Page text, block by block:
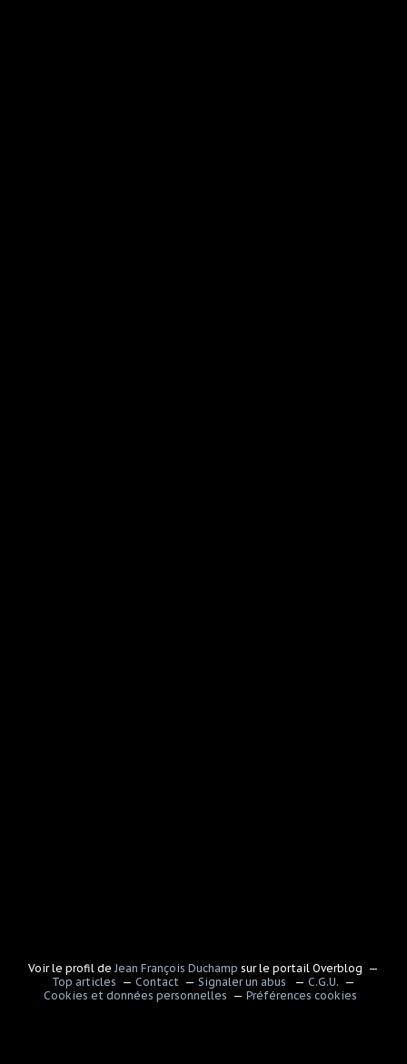
Voir le profil de Jean François Duchamp sur le portail Overblog
Top articles
Contact Signaler un abus
C.G.U.
Cookies et données personnelles
Préférences cookies